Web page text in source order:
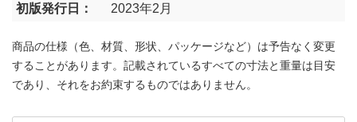
初版発行日：
2023年2月
商品の仕様（色、材質、形状、パッケージなど）は予告なく変更
することがあります。記載されているすべての寸法と重量は目安
であり、それをお約束するものではありません。